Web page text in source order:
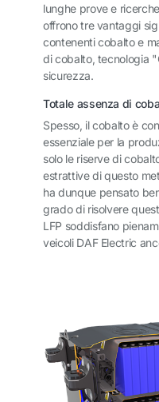
lunghe prove e
offrono tre vantaggi
contenenti cobalto e
di cobalto, tecnologia
sicurezza.
Totale assenza di
Spesso, il cobalto è
essenziale per la
solo le riserve di
estrattive di questo
ha dunque pensato
grado di risolvere
LFP soddisfano
veicoli DAF Electric